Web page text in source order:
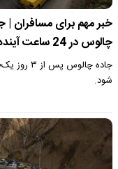
خبر مهم برای مسافران
چالوس در 24 ساعت آینده
شود.